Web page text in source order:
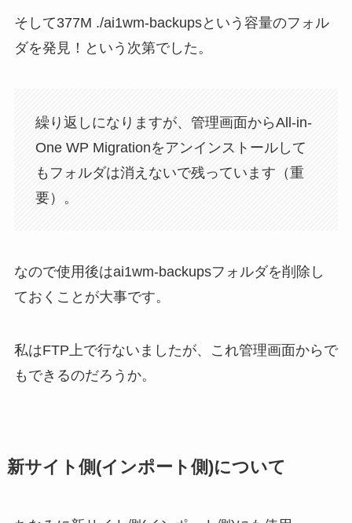
そして377M ./ai1wm-backupsという容量のフォル
ダを発見！という次第でした。
繰り返しになりますが、管理画面からAll-in-
One WP Migrationをアンインストールして
もフォルダは消えないで残っています（重
要）。
なので使用後はai1wm-backupsフォルダを削除し
ておくことが大事です。
私はFTP上で行ないましたが、これ管理画面からで
もできるのだろうか。
新サイト側(インポート側)について